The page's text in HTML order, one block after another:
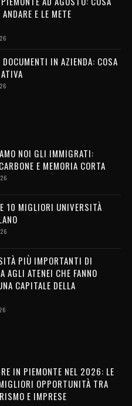
E LE METE
IN AZIENDA: COSA
NOI GLI IMMIGRATI:
E MEMORIA CORTA
10 MIGLIORI UNIVERSITÀ
PIÙ IMPORTANTI DI
AGLI ATENEI CHE FANNO
CAPITALE DELLA
IN PIEMONTE NEL 2026: LE
OPPORTUNITÀ TRA
E IMPRESE